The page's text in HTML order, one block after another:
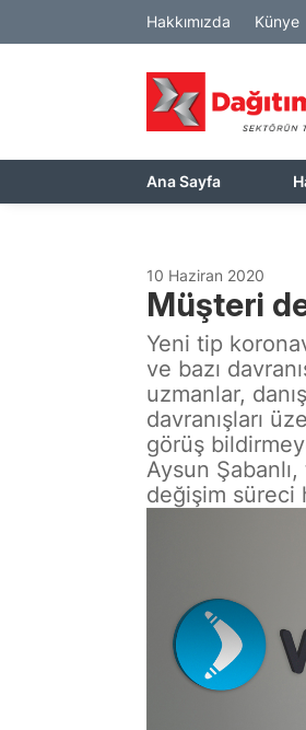
Hakkımızda Künye
Ana Sayfa
10 Haziran 2020
Müşteri
Yeni tip
ve bazı
uzmanlar,
davranışları
görüş
Aysun
değişim süreci